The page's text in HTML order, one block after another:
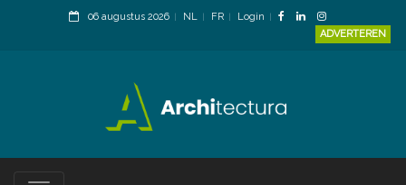
06 augustus 2026 NL FR
Login
ADVERTEREN